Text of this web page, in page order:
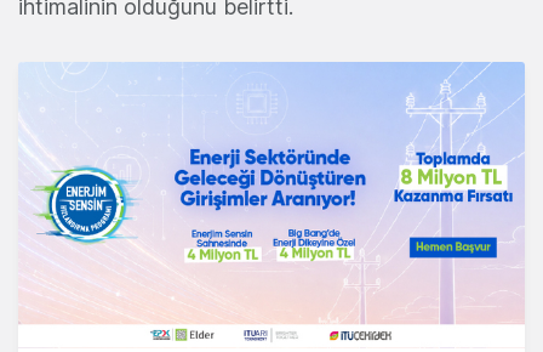
ihtimalinin olduğunu belirtti.